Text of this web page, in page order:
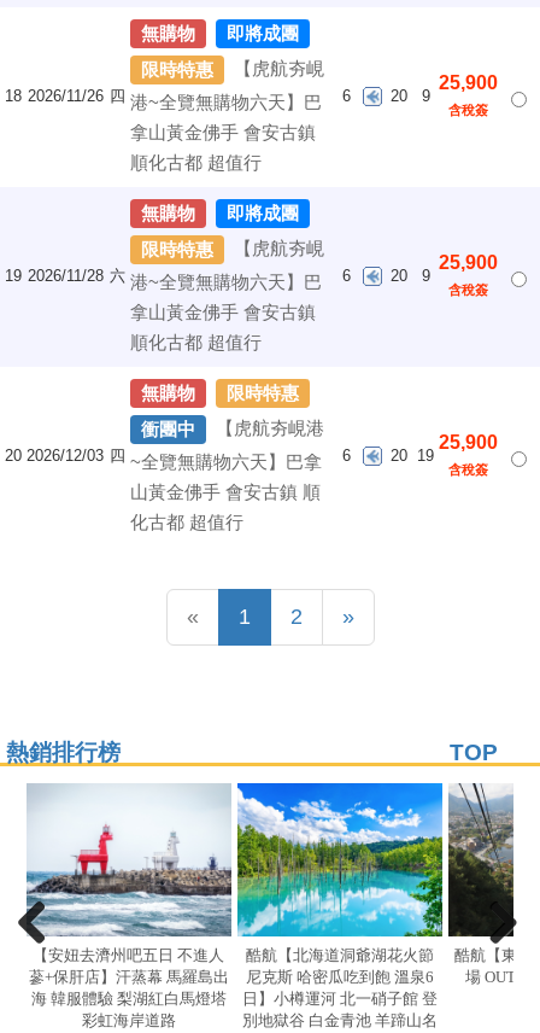
18 2026/11/26 四
無購物
即將成團
限時特惠
【虎航夯峴
港~全覽無購物六天】巴
拿山黃金佛手 會安古鎮
順化古都 超值行
6 20 9
25,900
含稅簽
19 2026/11/28 六
無購物
即將成團
限時特惠
【虎航夯峴
港~全覽無購物六天】巴
拿山黃金佛手 會安古鎮
順化古都 超值行
6 20 9
25,900
含稅簽
20 2026/12/03 四
無購物
限時特惠
衝團中
【虎航夯峴港
~全覽無購物六天】巴拿
山黃金佛手 會安古鎮 順
化古都 超值行
6 20 19
25,900
含稅簽
«Previous
1 (current)
2 »Next
熱銷排行榜 TOP
【安妞去濟州吧五日 不進人
蔘+保肝店】汗蒸幕 馬羅島出
海 韓服體驗 梨湖紅白馬燈塔
彩虹海岸道路
酷航【北海道洞爺湖花火節
尼克斯 哈密瓜吃到飽 溫泉6
日】小樽運河 北一硝子館 登
別地獄谷 白金青池 羊蹄山名
酷航【東京
場